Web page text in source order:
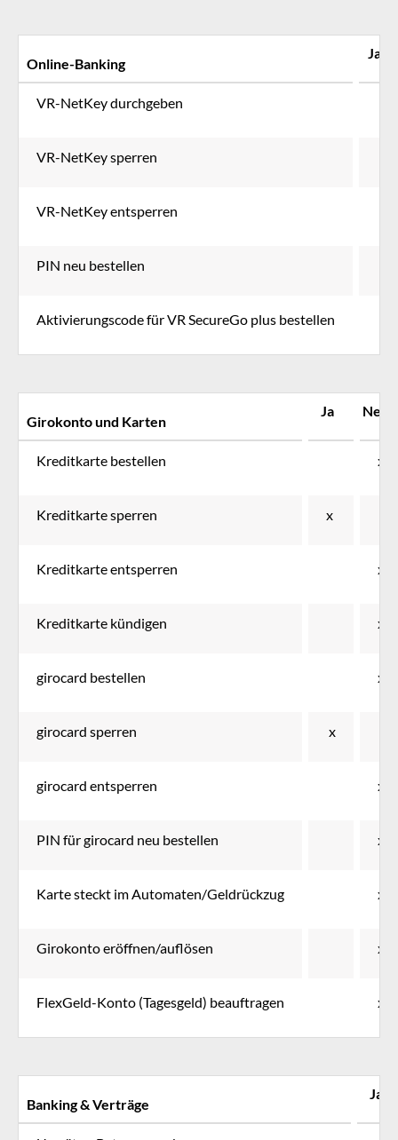
Online-Banking
Ja
VR-NetKey durchgeben
VR-NetKey sperren
VR-NetKey entsperren
PIN neu bestellen
Aktivierungscode für VR SecureGo plus bestellen
Girokonto und Karten
Ja Nein
Kreditkarte bestellen x
Kreditkarte sperren x
Kreditkarte entsperren x
Kreditkarte kündigen x
girocard bestellen x
girocard sperren x
girocard entsperren x
PIN für girocard neu bestellen x
Karte steckt im Automaten/Geldrückzug x
Girokonto eröffnen/auflösen x
FlexGeld-Konto (Tagesgeld) beauftragen x
Banking & Verträge
Ja